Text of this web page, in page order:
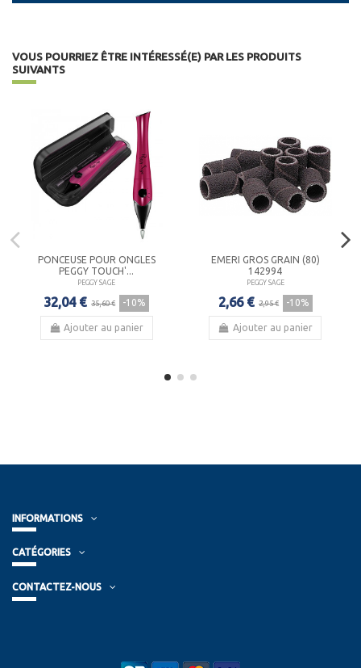
VOUS POURRIEZ ÊTRE INTÉRESSÉ(E) PAR LES PRODUITS
SUIVANTS
PONCEUSE POUR ONGLES
PEGGY TOUCH'...
PEGGY SAGE
32,04 € 35,60 € -10%
Ajouter au panier
EMERI GROS GRAIN (80)
142994
PEGGY SAGE
2,66 € 2,95 € -10%
Ajouter au panier
INFORMATIONS
CATÉGORIES
CONTACTEZ-NOUS